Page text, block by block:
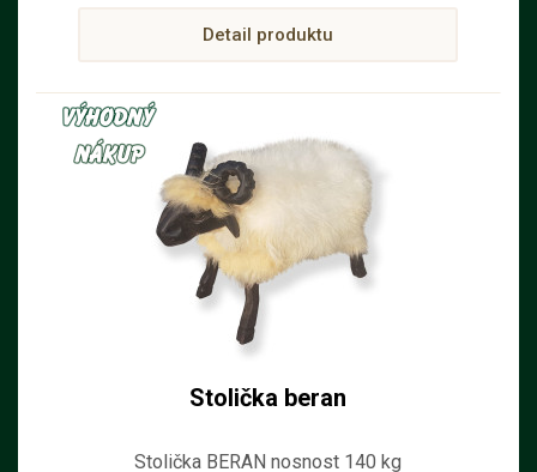
Detail produktu
Stolička beran
Stolička BERAN nosnost 140 kg